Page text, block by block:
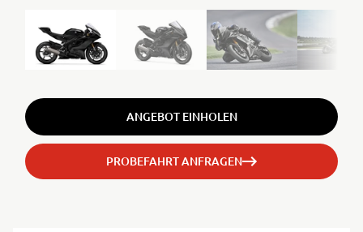
ANGEBOT EINHOLEN
PROBEFAHRT ANFRAGEN